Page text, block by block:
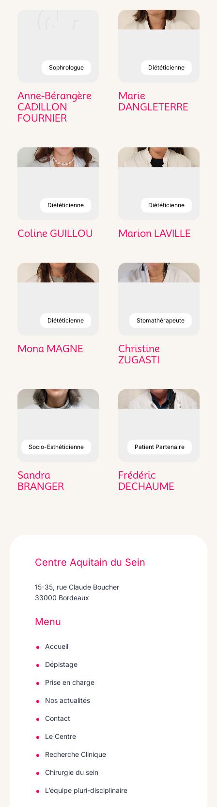
Sophrologue
Anne-Bérangère
CADILLON
FOURNIER
Diététicienne
Marie
DANGLETERRE
Diététicienne
Coline GUILLOU
Diététicienne
Marion LAVILLE
Diététicienne
Mona MAGNE
Stomathérapeute
Christine
ZUGASTI
Socio-Esthéticienne
Sandra
BRANGER
Patient Partenaire
Frédéric
DECHAUME
Centre Aquitain du Sein
15-35, rue Claude Boucher
33000 Bordeaux
Menu
Accueil
Dépistage
Prise en charge
Nos actualités
Contact
Le Centre
Recherche Clinique
Chirurgie du sein
L’équipe pluri-disciplinaire